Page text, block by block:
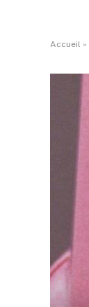
Accueil »